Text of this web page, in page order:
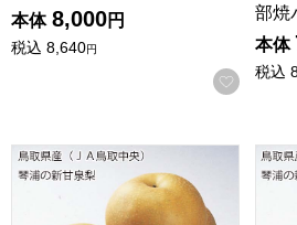
本体 8,000円
税込 8,640円
お気に
部焼
本体
税込
鳥取県産(JA鳥取中央)琴浦の新甘
鳥